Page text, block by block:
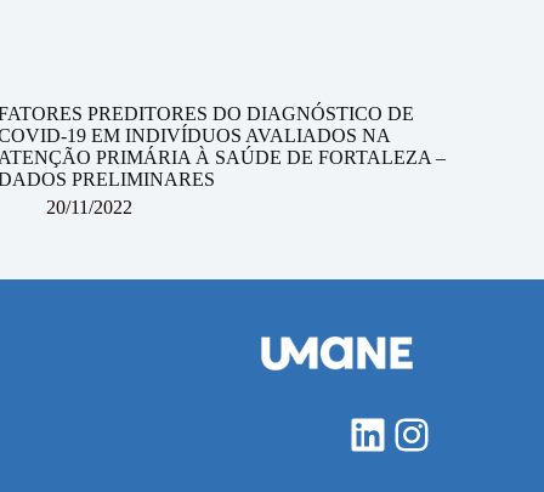
PREDITORES DO DIAGNÓSTICO DE
19 EM INDIVÍDUOS AVALIADOS NA
ATENÇÃO PRIMÁRIA À SAÚDE DE FORTALEZA –
PRELIMINARES
20/11/2022
LinkedIn